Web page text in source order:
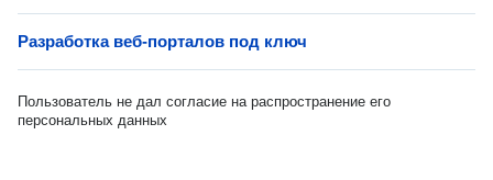
Разработка веб-порталов под ключ
Пользователь не дал согласие на распространение его
персональных данных